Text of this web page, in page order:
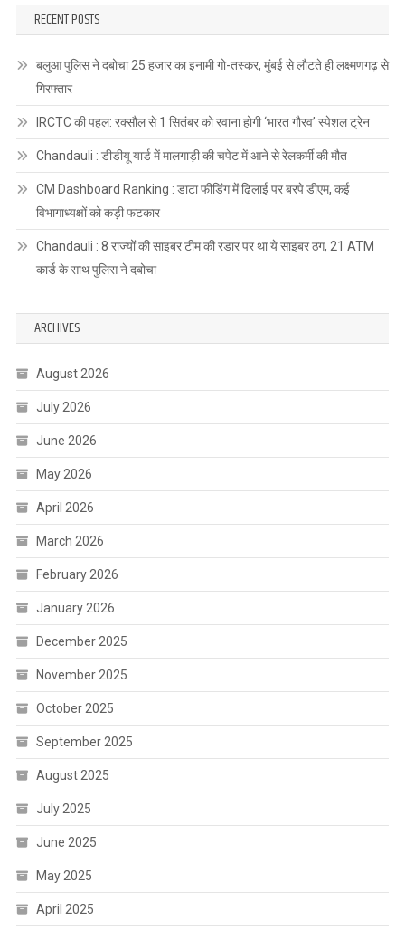
RECENT POSTS
बलुआ पुलिस ने दबोचा 25 हजार का इनामी गो-तस्कर, मुंबई से लौटते ही लक्ष्मणगढ़ से
गिरफ्तार
IRCTC की पहल: रक्सौल से 1 सितंबर को रवाना होगी ‘भारत गौरव’ स्पेशल ट्रेन
Chandauli : डीडीयू यार्ड में मालगाड़ी की चपेट में आने से रेलकर्मी की मौत
CM Dashboard Ranking : डाटा फीडिंग में ढिलाई पर बरपे डीएम, कई
विभागाध्यक्षों को कड़ी फटकार
Chandauli : 8 राज्यों की साइबर टीम की रडार पर था ये साइबर ठग, 21 ATM
कार्ड के साथ पुलिस ने दबोचा
ARCHIVES
August 2026
July 2026
June 2026
May 2026
April 2026
March 2026
February 2026
January 2026
December 2025
November 2025
October 2025
September 2025
August 2025
July 2025
June 2025
May 2025
April 2025